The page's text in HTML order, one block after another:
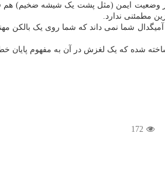
در وضعیت ایمن (مثل پشت یک شیشه ضخیم) هم
مطمئنی ندارد.
شما نمی داند که شما روی یک بالکن
شده که یک لغزش در آن به مفهوم پایان
172